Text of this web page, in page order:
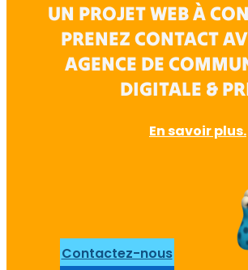
UN PROJET WEB À
PRENEZ CONTACT
AGENCE DE
DIGITALE &
En savoir plus.
Contactez-nous